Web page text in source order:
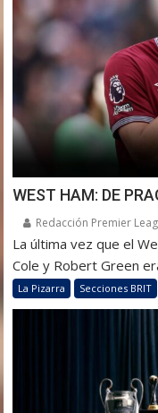
WEST HAM: DE
Redacción Premier
La última vez que el
Cole y Robert Green
La Pizarra Secciones BRIT